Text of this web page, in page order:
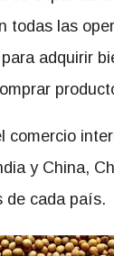
todas las
adquirir
comercio
y China,
de cada país.